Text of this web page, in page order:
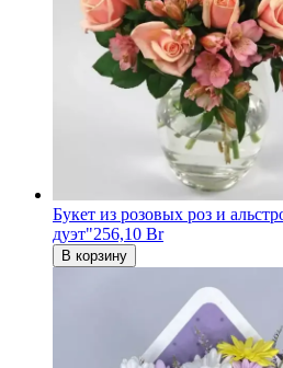
Букет из розовых роз и
дуэт"256,10 Br
В корзину